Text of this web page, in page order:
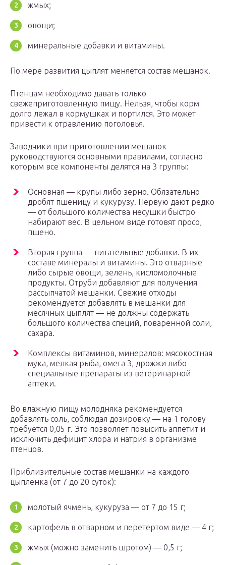
жмых;
овощи;
минеральные добавки и витамины.
По мере развития цыплят меняется состав мешанок.
Птенцам необходимо давать только
свежеприготовленную пищу. Нельзя, чтобы корм
долго лежал в кормушках и портился. Это может
привести к отравлению поголовья.
Заводчики при приготовлении мешанок
руководствуются основными правилами, согласно
которым все компоненты делятся на 3 группы:
Основная — крупы либо зерно. Обязательно
дробят пшеницу и кукурузу. Первую дают редко
— от большого количества несушки быстро
набирают вес. В цельном виде готовят просо,
пшено.
Вторая группа — питательные добавки. В их
составе минералы и витамины. Это отварные
либо сырые овощи, зелень, кисломолочные
продукты. Отруби добавляют для получения
рассыпчатой мешанки. Свежие отходы
рекомендуется добавлять в мешанки для
месячных цыплят — не должны содержать
большого количества специй, поваренной соли,
сахара.
Комплексы витаминов, минералов: мясокостная
мука, мелкая рыба, омега 3, дрожжи либо
специальные препараты из ветеринарной
аптеки.
Во влажную пищу молодняка рекомендуется
добавлять соль, соблюдая дозировку — на 1 голову
требуется 0,05 г. Это позволяет повысить аппетит и
исключить дефицит хлора и натрия в организме
птенцов.
Приблизительные состав мешанки на каждого
цыпленка (от 7 до 20 суток):
молотый ячмень, кукуруза — от 7 до 15 г;
картофель в отварном и перетертом виде — 4 г;
жмых (можно заменить шротом) — 0,5 г;